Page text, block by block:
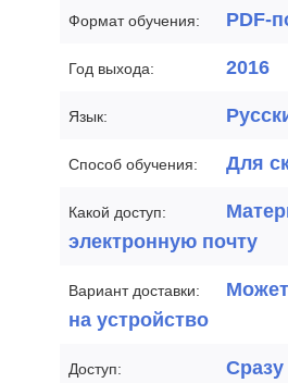
Формат обучения: PDF-
Год выхода: 2016
Язык:
Способ обучения: Для
Какой доступ:
электронную почту
Вариант доставки:
на устройство
Доступ: